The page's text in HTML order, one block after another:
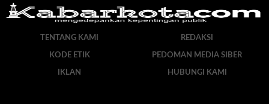
TENTANG KAMI REDAKSI
KODE ETIK PEDOMAN MEDIA SIBER
IKLAN HUBUNGI KAMI